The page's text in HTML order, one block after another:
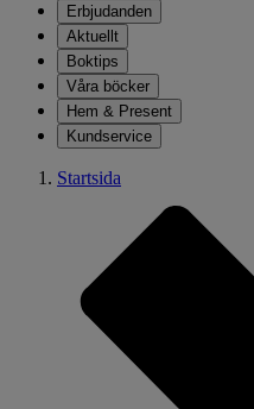
Erbjudanden
Aktuellt
Boktips
Våra böcker
Hem & Present
Kundservice
Startsida